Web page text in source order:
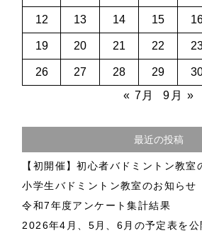
12 13 14 15
19 20 21 22
26 27 28 29
« 7月
9月 »
最近の投稿
【初開催】初心者バドミントン教室
小学生バドミントン教室のお知らせ
令和7年度アンケート集計結果
2026年4月、5月、6月の予定表を公